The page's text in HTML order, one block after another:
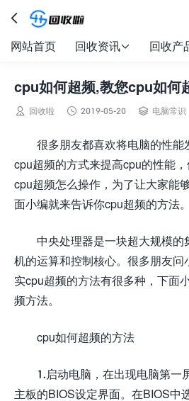

网站首页 回收资讯 回收产
cpu如何超频,教您cpu如何
 回收啦  2019-05-20  电脑常识
很多朋友都喜欢将电脑的性能
cpu超频的方式来提高cpu的性能
cpu超频怎么操作，为了让大家能
面小编就来告诉你cpu超频的方法。
中央处理器是一块超大规模的
机的运算和控制核心。很多朋友问
实cpu超频的方法有很多种，下面
频方法。
cpu如何超频的方法
1.启动电脑，在出现电脑第一
主板的BIOS设定界面。在BIOS中